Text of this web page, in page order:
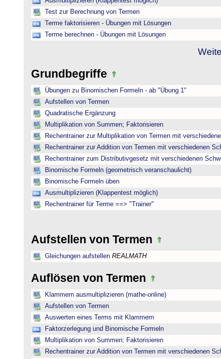
Test zur Berechnung von Termen
Terme faktorisieren - Übungen mit Lösungen
Terme berechnen - Übungen mit Lösungen
Grundbegriffe
Übungen zu Binomischen Formeln - ab "Übung 1"
Aufstellen von Termen
Quadratische Ergänzung
Multiplikation von Summen; Faktorisieren
Rechentrainer zur Multiplikation von Termen mit
Rechentrainer zur Addition von Termen mit verschiedenen
Rechentrainer zum Distributivgesetz mit verschiedenen
Binomische Formeln (geometrisch veranschaulicht)
Binomische Formeln üben
Ausmultiplizieren (Klappentest möglich)
Rechentrainer für Terme ==> "Trainer"
Aufstellen von Termen
Gleichungen aufstellen REALMATH
Auflösen von Termen
Klammern ausmultiplizieren (mathe-online)
Aufstellen von Termen
Auswerten eines Terms mit Klammern
Faktorzerlegung und Binomische Formeln
Multiplikation von Summen; Faktorisieren
Rechentrainer zur Addition von Termen mit verschiedenen